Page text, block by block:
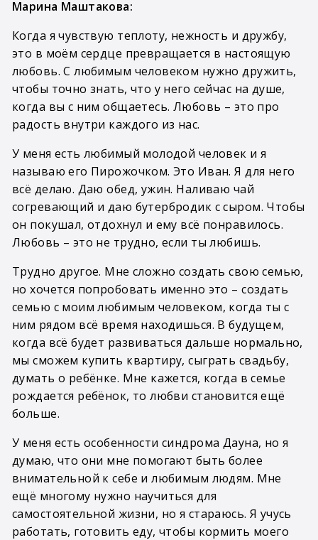
Марина Маштакова:
Когда я чувствую теплоту, нежность и дружбу,
это в моём сердце превращается в настоящую
любовь. С любимым человеком нужно дружить,
чтобы точно знать, что у него сейчас на душе,
когда вы с ним общаетесь. Любовь – это про
радость внутри каждого из нас.
У меня есть любимый молодой человек и я
называю его Пирожочком. Это Иван. Я для него
всё делаю. Даю обед, ужин. Наливаю чай
согревающий и даю бутербродик с сыром. Чтобы
он покушал, отдохнул и ему всё понравилось.
Любовь – это не трудно, если ты любишь.
Трудно другое. Мне сложно создать свою семью,
но хочется попробовать именно это – создать
семью с моим любимым человеком, когда ты с
ним рядом всё время находишься. В будущем,
когда всё будет развиваться дальше нормально,
мы сможем купить квартиру, сыграть свадьбу,
думать о ребёнке. Мне кажется, когда в семье
рождается ребёнок, то любви становится ещё
больше.
У меня есть особенности синдрома Дауна, но я
думаю, что они мне помогают быть более
внимательной к себе и любимым людям. Мне
ещё многому нужно научиться для
самостоятельной жизни, но я стараюсь. Я учусь
работать, готовить еду, чтобы кормить моего